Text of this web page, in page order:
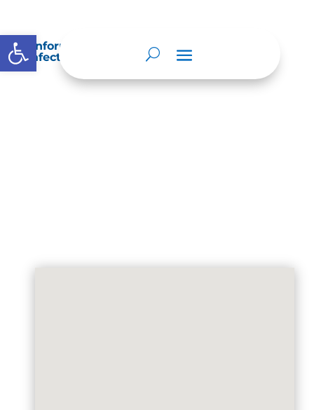
Abrir barra de herramientas
Información sobre decisiones que puede
afectar al público